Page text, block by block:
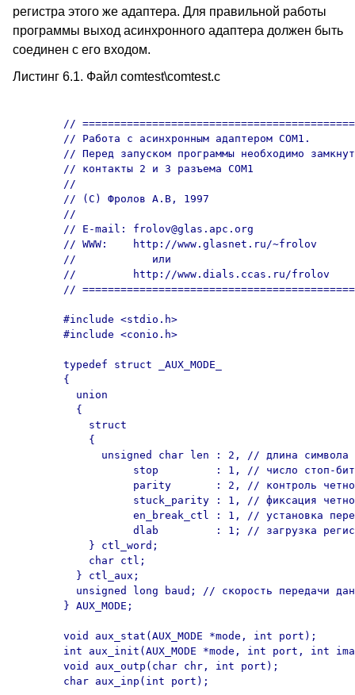
регистра этого же адаптера. Для правильной работы
программы выход асинхронного адаптера должен быть
соединен с его входом.
Листинг 6.1. Файл comtest\comtest.с